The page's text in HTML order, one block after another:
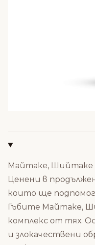
Майтаке, Шийтаке
Ценени в
които ще
Гъбите Майтаке,
комплекс от тях.
и злокачествени